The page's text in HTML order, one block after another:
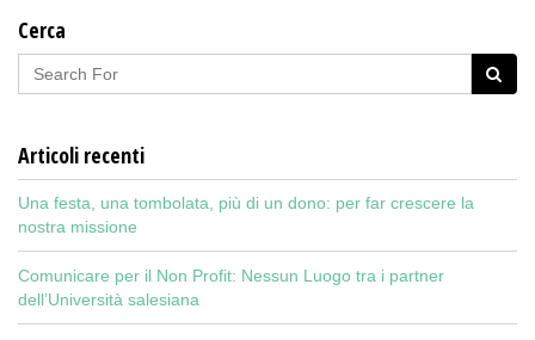
Cerca
Articoli recenti
Una festa, una tombolata, più di un dono: per far crescere la
nostra missione
Comunicare per il Non Profit: Nessun Luogo tra i partner
dell’Università salesiana